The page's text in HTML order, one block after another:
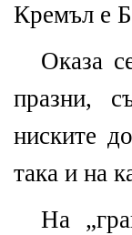
Кремъл е
Оказа
празни,
ниските
така и на
На